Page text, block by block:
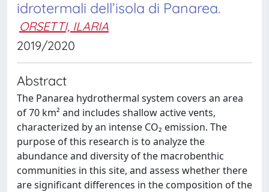
idrotermali dell’isola di Panarea.
ORSETTI, ILARIA
2019/2020
Abstract
The Panarea hydrothermal system covers an area
of ​​70 km² and includes shallow active vents,
characterized by an intense CO₂ emission. The
purpose of this research is to analyze the
abundance and diversity of the macrobenthic
communities in this site, and assess whether there
are significant differences in the composition of the